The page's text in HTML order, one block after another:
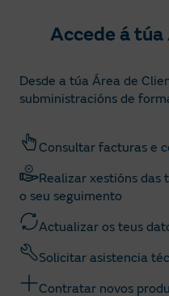
Accede á
Desde a túa Área de
subministracións de
Consultar facturas e
Realizar xestións das
o seu seguimento
Actualizar os teus
Solicitar asistencia
Contratar novos